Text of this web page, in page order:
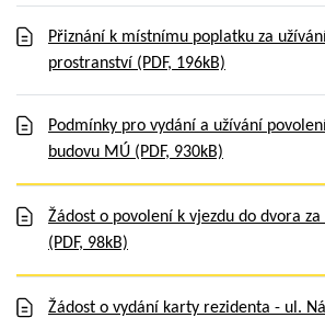
Přiznání k místnímu poplatku za
prostranství (PDF, 196kB)
Podmínky pro vydání a užívání
budovu MÚ (PDF, 930kB)
Žádost o povolení k vjezdu do dvora
(PDF, 98kB)
Žádost o vydání karty rezidenta - ul.